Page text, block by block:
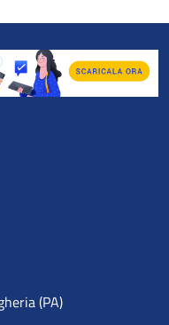
(PA)